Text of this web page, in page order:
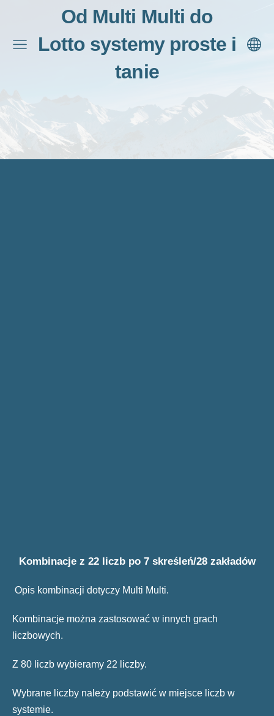
Od Multi Multi do
Lotto systemy proste i
tanie
Kombinacje z 22 liczb po 7 skreśleń/28 zakładów
Opis kombinacji dotyczy Multi Multi.
Kombinacje można zastosować w innych grach
liczbowych.
Z 80 liczb wybieramy 22 liczby.
Wybrane liczby należy podstawić w miejsce liczb w
systemie.